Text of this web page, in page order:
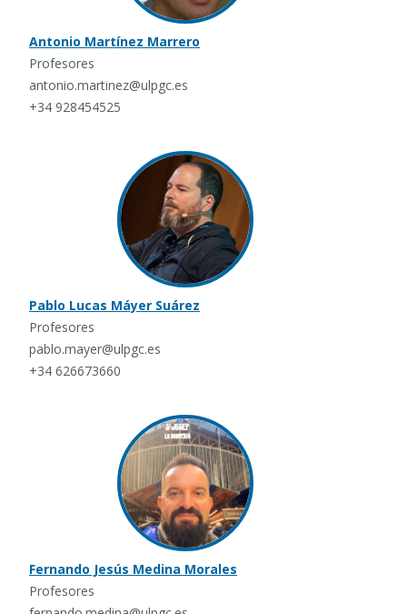
Antonio Martínez Marrero
Profesores
antonio.martinez@ulpgc.es
+34 928454525
Pablo Lucas Máyer Suárez
Profesores
pablo.mayer@ulpgc.es
+34 626673660
Fernando Jesús Medina Morales
Profesores